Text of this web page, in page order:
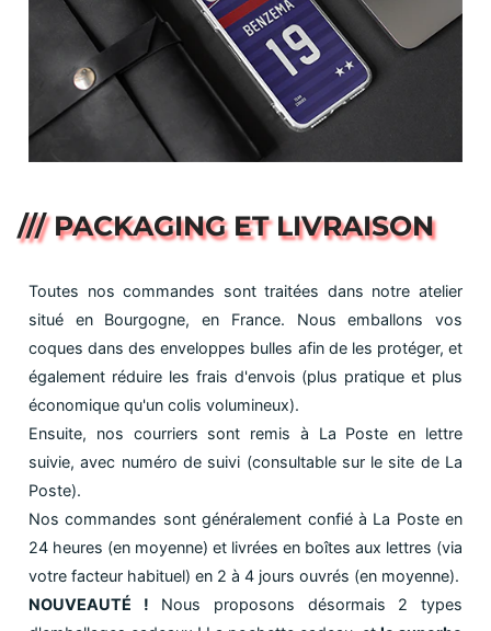
/// PACKAGING ET LIVRAISON
Toutes nos commandes sont traitées dans notre atelier
situé en Bourgogne, en France. Nous emballons vos
coques dans des enveloppes bulles afin de les protéger, et
également réduire les frais d'envois (plus pratique et plus
économique qu'un colis volumineux).
Ensuite, nos courriers sont remis à La Poste en lettre
suivie, avec numéro de suivi (consultable sur le site de La
Poste).
Nos commandes sont généralement confié à La Poste en
24 heures (en moyenne) et livrées en boîtes aux lettres (via
votre facteur habituel) en 2 à 4 jours ouvrés (en moyenne).
NOUVEAUTÉ ! Nous proposons désormais 2 types